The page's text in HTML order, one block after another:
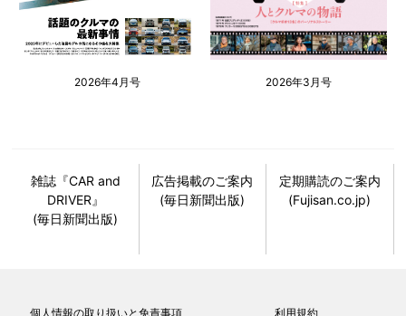
2026年4月号 2026年3月号
雑誌『CAR and
DRIVER』
(毎日新聞出版)
広告掲載のご案内
(毎日新聞出版)
定期購読のご案内
(Fujisan.co.jp)
個人情報の取り扱いと免責事項 利用規約